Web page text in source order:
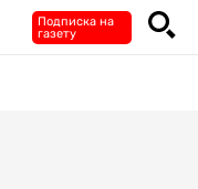
Подписка на
газету